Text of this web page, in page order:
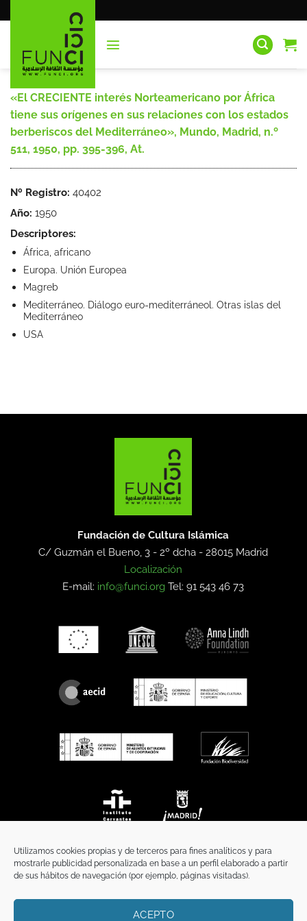
Utilizamos cookies propias y de terceros para fines analíticos y para
mostrarle publicidad personalizada en base a un perfil elaborado a partir
de sus hábitos de navegación (por ejemplo, páginas visitadas).
ACEPTO
al
«El CRECIENTE interés Norteamericano por África
tiene sus orígenes en sus relaciones con los estados
berberiscos del Mediterráneo», Mundo, Madrid, n.º
511, 1950, pp. 395-396, At.
Nº Registro: 40402
Año: 1950
Descriptores:
África, africano
Europa. Unión Europea
Magreb
Mediterráneo. Diálogo euro-mediterráneol. Otras islas del
Mediterráneo
USA
Fundación de Cultura Islámica
C/ Guzmán el Bueno, 3 - 2º dcha -28015 Madrid
Localización
E-mail: info@funci.org Tel: 91 543 46 73